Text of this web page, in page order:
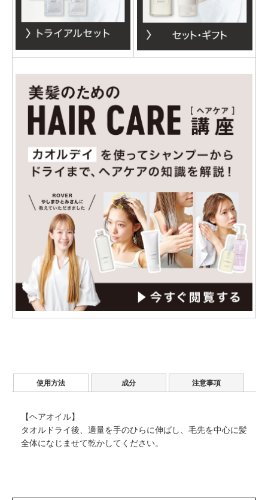
使用方法 成分 注意事項
【ヘアオイル】
タオルドライ後、適量を手のひらに伸ばし、毛先を中心に髪
全体になじませて乾かしてください。